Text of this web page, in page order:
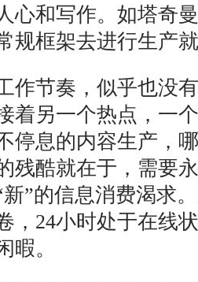
心和写作。如塔奇
规框架去进行生产
节奏，似乎也没有
着另一个热点，一
停息的内容生产，
残酷就在于，需要
”的信息消费渴求
，24小时处于在线
暇。